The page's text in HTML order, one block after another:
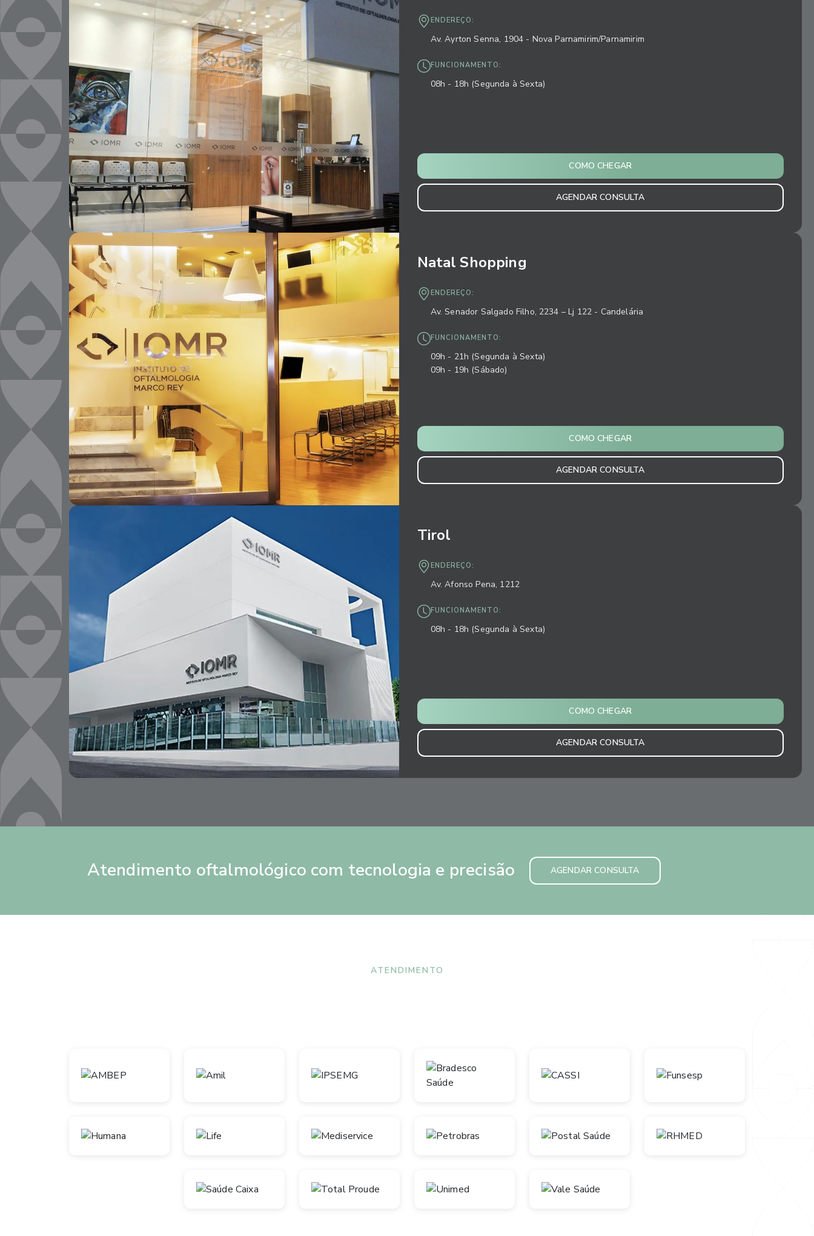
ENDEREÇO:
Av. Ayrton Senna, 1904 - Nova Parnamirim/Parnamirim
FUNCIONAMENTO:
08h - 18h (Segunda à Sexta)
COMO CHEGAR
AGENDAR CONSULTA
Natal Shopping
ENDEREÇO:
Av. Senador Salgado Filho, 2234 – Lj 122 - Candelária
FUNCIONAMENTO:
09h - 21h (Segunda à Sexta)
09h - 19h (Sábado)
COMO CHEGAR
AGENDAR CONSULTA
Tirol
ENDEREÇO:
Av. Afonso Pena, 1212
FUNCIONAMENTO:
08h - 18h (Segunda à Sexta)
COMO CHEGAR
AGENDAR CONSULTA
Atendimento oftalmológico com tecnologia e precisão AGENDAR CONSULTA
ATENDIMENTO